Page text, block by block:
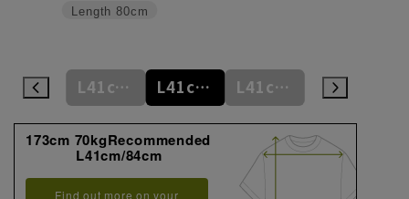
Length 80cm
L41cm/82cm L41cm/84cm L41cm/86cm
173cm 70kgRecommended
L41cm/84cm
Find out more on your